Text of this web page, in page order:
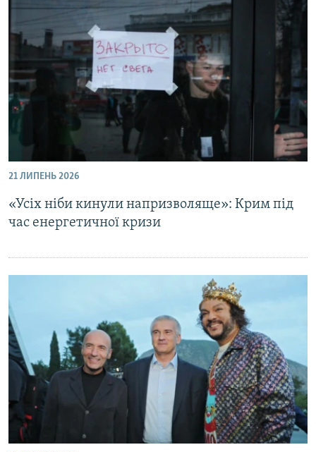
21 ЛИПЕНЬ 2026
«Усіх ніби кинули напризволяще»: Крим під
час енергетичної кризи